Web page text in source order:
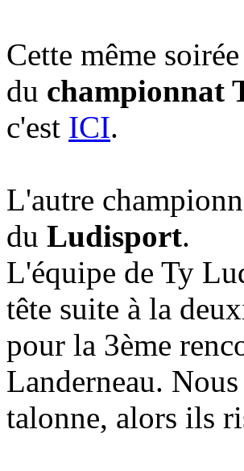
Cette même
du championnat
c'est ICI.
L'autre
du Ludisport.
L'équipe de Ty
tête suite à la
pour la 3ème
Landerneau.
talonne, alors ils